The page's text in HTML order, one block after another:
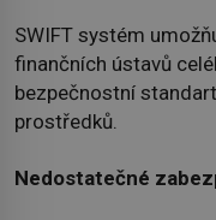
SWIFT systém
finančních ústavů
bezpečnostní
prostředků.
Nedostatečné